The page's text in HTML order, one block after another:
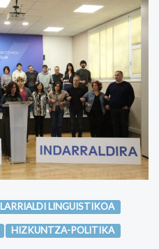
LARRIALDI LINGUISTIKOA
HIZKUNTZA-POLITIKA